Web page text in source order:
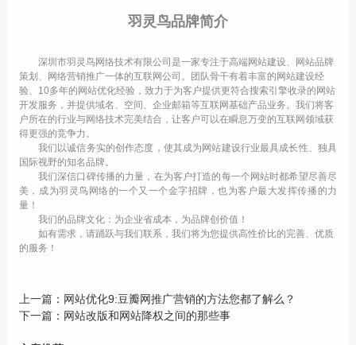
羽灵鸟品牌简介
深圳市羽灵鸟网络技术有限公司是一家专注于高端网站建设、网站品牌
策划、网络营销推广一体的互联网公司。团队骨干有着丰富的网站建设经
验、10多年的网站优化经验，致力于为客户提供更符合搜索引擎收录的网站
开发服务，并提供域名、空间、企业邮箱等互联网基础产品业务。我们将客
户所在的行业与网络技术完美结合，让客户可以在瞬息万变的互联网领域获
得更强的竞争力。
我们以诚信务实的创作态度，使其成为网站建设行业最具成长性、独具
国际视野的知名品牌。
我们深信口碑传播的力量，在为客户打造的每一个网站时都希望尽善尽
美，成为羽灵鸟网络的一个又一个金字招牌，也为客户最大发挥传播的力
量！
我们的品牌文化：为企业省成本，为品牌创价值！
如有需求，请踊跃与我们联系，我们将为您提供高性价比的完善、优质
的服务！
上一篇： 网站优化9:豆瓣网推广营销的方法您都了解么？
下一篇： 网站改版和网站降权之间的那些事